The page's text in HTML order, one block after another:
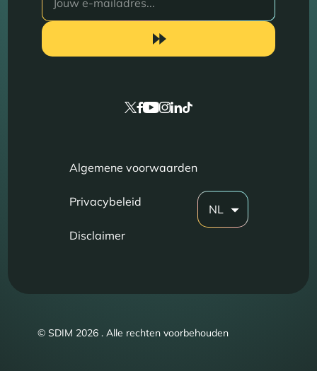
Algemene voorwaarden
Privacybeleid
Disclaimer
NL
© SDIM 2026 . Alle rechten voorbehouden